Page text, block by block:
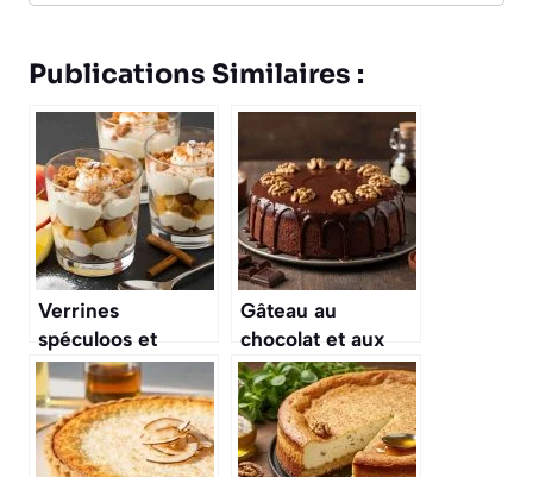
Publications Similaires :
Verrines
spéculoos et
pommes : dessert
gourmand
Gâteau au
chocolat et aux
noix : découvrez
la recette
gourmande